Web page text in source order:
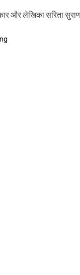
और लेखिका सरिता